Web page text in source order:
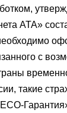
АТА»
с
такие